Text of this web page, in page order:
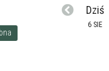
Dziś
6 SIE